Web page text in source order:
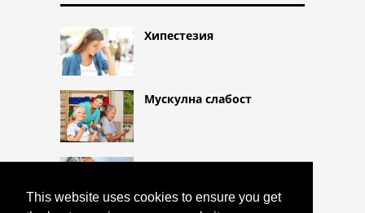
This website uses cookies to ensure you get
Хипестезия
Мускулна слабост
Кървене в края на